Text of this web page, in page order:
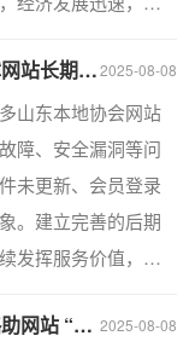
2025-08-08
稳定运行
山东本地协会网站
障、安全漏洞等问
未更新、会员登录
。建立完善的后期
发挥服务价值，…
2025-08-08
活起来”